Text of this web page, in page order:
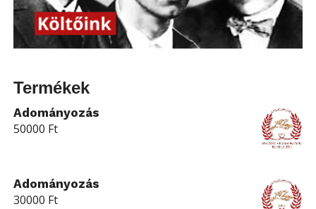
Termékek
Adományozás
50000 Ft
Adományozás
30000 Ft